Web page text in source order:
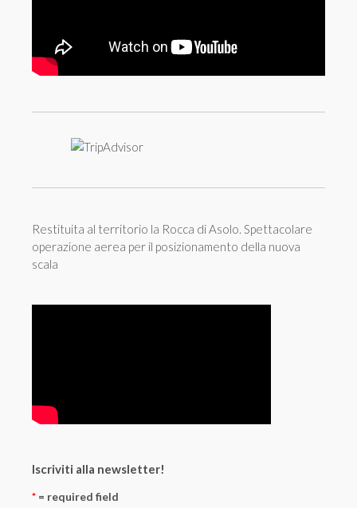
Restituita al territorio la Rocca di Asolo. Spettacolare
operazione aerea per il posizionamento della nuova
scala
Iscriviti alla newsletter!
* = required field